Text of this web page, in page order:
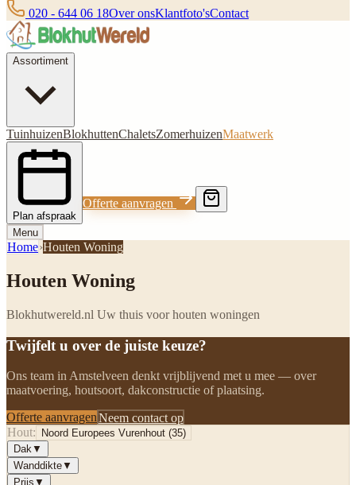
020 - 644 06 18Over onsKlantfoto'sContact
Assortiment
TuinhuizenBlokhuttenChaletsZomerhuizenMaatwerk
Plan afspraak
Offerte aanvragen
Menu
Home›Houten Woning
Houten Woning
Blokhutwereld.nl Uw thuis voor houten woningen
Twijfelt u over de juiste keuze?
Ons team in Amstelveen denkt vrijblijvend met u mee — over
maatvoering, houtsoort, dakconstructie of plaatsing.
Offerte aanvragenNeem contact op
Hout:
Noord Europees Vurenhout (35)
Dak▼
Wanddikte▼
Prijs ▼